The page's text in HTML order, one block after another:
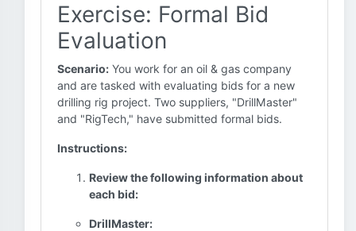
Exercise: Formal Bid
Evaluation
Scenario: You work for an oil & gas company
and are tasked with evaluating bids for a new
drilling rig project. Two suppliers, "DrillMaster"
and "RigTech," have submitted formal bids.
Instructions:
Review the following information about
each bid:
DrillMaster: